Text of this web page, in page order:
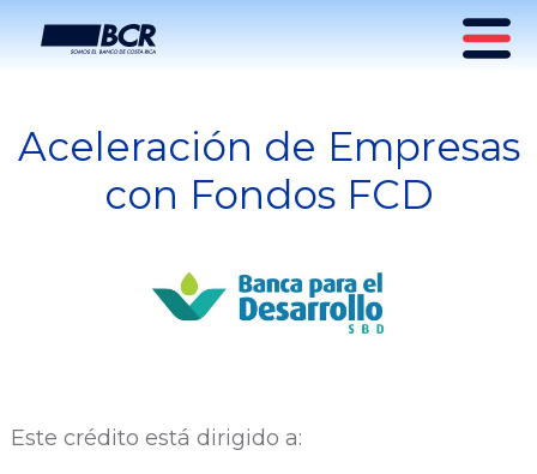
Crédito para Aceleración
de Empresas Fondos FCD
Aceleración de Empresas
con Fondos FCD
Este crédito está dirigido a: